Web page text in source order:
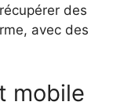
des
avec des
mobile